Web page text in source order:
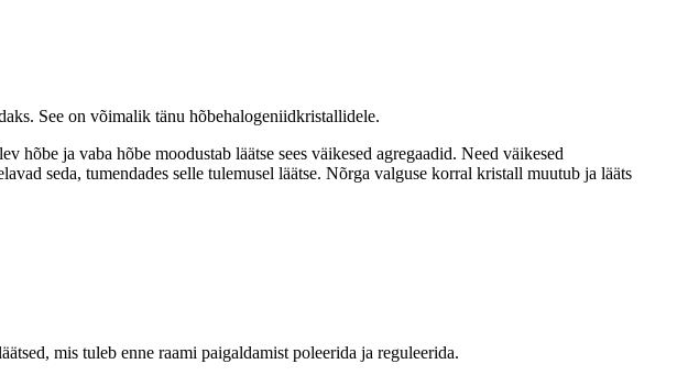
See on võimalik tänu hõbehalogeniidkristallidele.
hõbe ja vaba hõbe moodustab läätse sees väikesed agregaadid. Need väikesed
seda, tumendades selle tulemusel läätse. Nõrga valguse korral kristall muutub ja lääts
mis tuleb enne raami paigaldamist poleerida ja reguleerida.